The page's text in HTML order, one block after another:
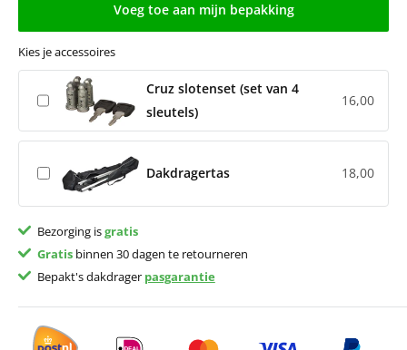
Voeg toe aan mijn bepakking
Kies je accessoires
Cruz slotenset (set van 4
sleutels)
16,00
Dakdragertas 18,00
Bezorging isgratis
Gratisbinnen 30 dagen te retourneren
Bepakt's dakdrager pasgarantie